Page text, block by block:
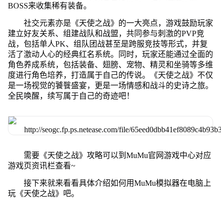
BOSS来收集稀有装备。
社交元素亦是《天使之战》的一大亮点，游戏鼓励玩家
建立好友关系、组建战队和战盟，共同参与刺激的PVP竞
战，包括单人PK、组队团战甚至是跨服竞技等形式，并复
活了激动人心的经典红名系统。同时，玩家还能通过全面的
角色养成系统，包括装备、翅膀、宠物、精灵和坐骑等多维
度进行角色培养，打造属于自己的传说。《天使之战》不仅
是一场视觉的饕餮盛宴，更是一场情感和战斗的史诗之旅。
全民唤醒，续写属于自己的奇迹吧！
需要《天使之战》攻略可以到MuMu官网游戏中心对应
游戏页资讯栏查看~
接下来就来看看具体介绍如何用MuMu模拟器在电脑上
玩《天使之战》吧。